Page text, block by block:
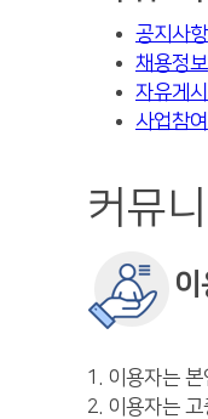
공지사항
채용정보
자유게
사업참여
커뮤니
이
1. 이용자는
2. 이용자는